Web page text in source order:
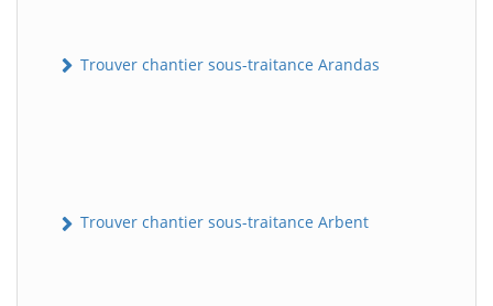
Trouver chantier sous-traitance Arandas
Trouver chantier sous-traitance Arbent